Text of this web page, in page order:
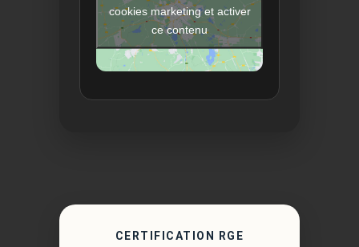
cookies marketing et activer
ce contenu
CERTIFICATION RGE